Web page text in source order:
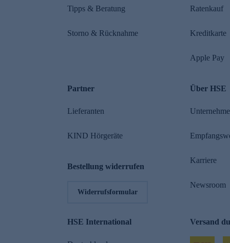
Tipps & Beratung
Storno & Rücknahme
Ratenkauf
Kreditkarte
Apple Pay
Partner
Lieferanten
KIND Hörgeräte
Bestellung widerrufen
Widerrufsformular
Über HSE
Karriere
Newsroom
HSE International Versand